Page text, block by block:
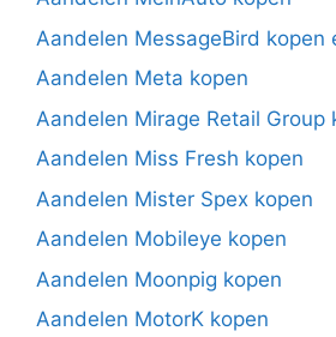
Aandelen MessageBird kopen
Aandelen Meta kopen
Aandelen Mirage Retail Group
Aandelen Miss Fresh kopen
Aandelen Mister Spex kopen
Aandelen Mobileye kopen
Aandelen Moonpig kopen
Aandelen MotorK kopen